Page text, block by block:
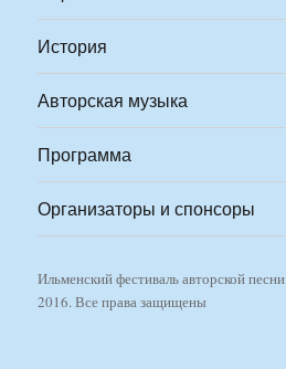
История
Авторская музыка
Программа
Организаторы и спонсоры
Ильменский фестиваль авторской песни
2016. Все права защищены